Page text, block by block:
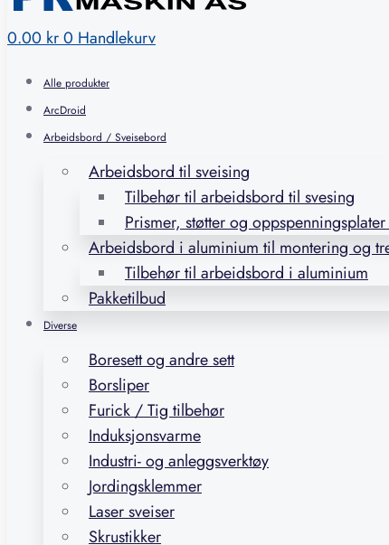
0.00 kr0 Handlekurv
Alle produkter
ArcDroid
Arbeidsbord / Sveisebord
Arbeidsbord til sveising
Tilbehør til arbeidsbord til svesing
Prismer, støtter og
Arbeidsbord i aluminium til montering og
Tilbehør til arbeidsbord i aluminium
Pakketilbud
Diverse
Boresett og andre sett
Borsliper
Furick / Tig tilbehør
Induksjonsvarme
Industri- og anleggsverktøy
Jordingsklemmer
Laser sveiser
Skrustikker